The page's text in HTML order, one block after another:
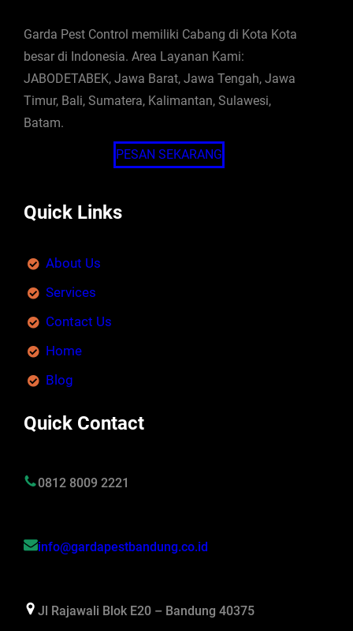
Garda Pest Control memiliki Cabang di Kota Kota
besar di Indonesia. Area Layanan Kami:
JABODETABEK, Jawa Barat, Jawa Tengah, Jawa
Timur, Bali, Sumatera, Kalimantan, Sulawesi,
Batam.
PESAN SEKARANG
Quick Links
About Us
Services
Contact Us
Home
Blog
Quick Contact
0812 8009 2221
info@gardapestbandung.co.id
Jl Rajawali Blok E20 – Bandung 40375